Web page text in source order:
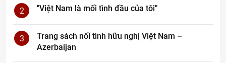
2 "Việt Nam là mối tình đầu của tôi"
3
Trang sách nối tình hữu nghị Việt Nam –
Azerbaijan